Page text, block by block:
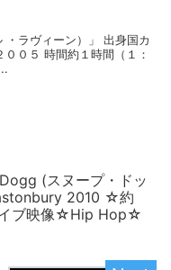
ラヴィーン）」 出身国カ
０５ 時間約１時間（１：
(スヌープ・ドッ
2010 ☆約
ブ映像☆Hip Hop☆